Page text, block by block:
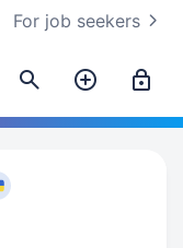
For job seekers